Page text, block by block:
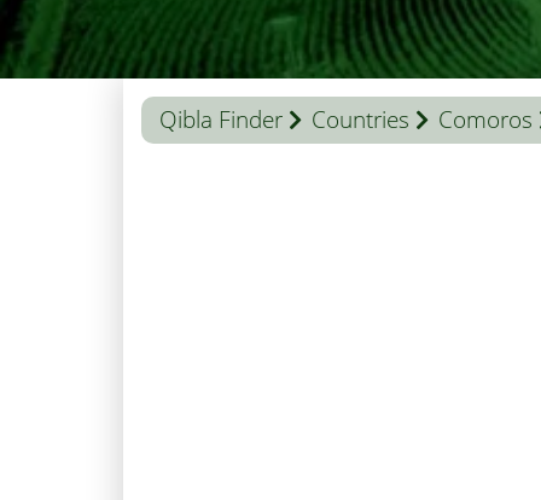
Qibla Finder Countries Comoros